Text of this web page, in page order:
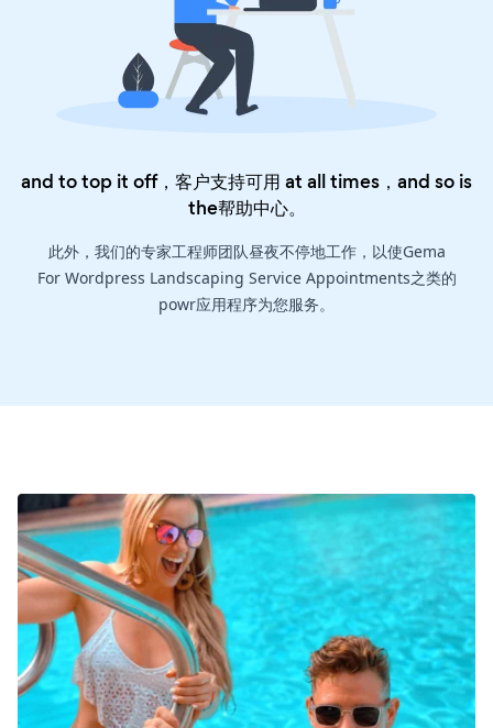
and to top it off，客户支持可用 at all times，and so is
the帮助中心。
此外，我们的专家工程师团队昼夜不停地工作，以使Gema
For Wordpress Landscaping Service Appointments之类的
powr应用程序为您服务。